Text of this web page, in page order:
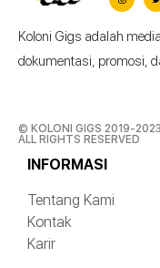
Koloni Gigs adalah
dokumentasi, promosi,
© KOLONI GIGS 2019-
ALL RIGHTS RESERVED
INFORMASI
Tentang Kami
Kontak
Karir